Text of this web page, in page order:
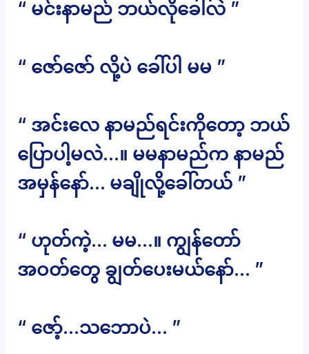
“ မင်းနာမည် ဘယ်လိုခေါ်လဲ ”
“ ဇော်ဇော် လို့ပဲ ခေါ်ပါ မမ ”
“ အင်းလေ နာမည်ရင်းကိုတော့ ဘယ်
ပြောပါ့မလဲ…။ မမနာမည်က နာမည်
အမှန်နော်… မချိုလို့ခေါ်တယ် ”
“ ဟုတ်ကဲ့… မမ…။ ကျွန်တော်
အဝတ်တွေ ချွတ်ပေးမယ်နော်… ”
“ ဇော့်…သဘောပဲ… ”